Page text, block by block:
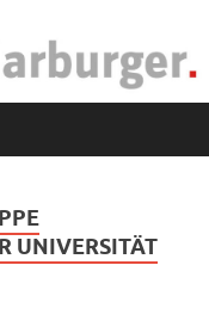
UNIVERSITÄT